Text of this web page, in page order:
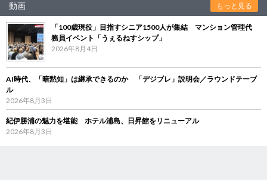
動画 もっと見る
「100歳現役」目指すシニア1500人が集結 マンション管理代
務員イベント「うぇるねすシップ」
2026年8月4日
AI時代、「暗黙知」は継承できるのか 「デジブレ」説明会／ラウンドテーブ
ル
2026年8月3日
紀伊勝浦の魅力を堪能 ホテル浦島、日昇館をリニューアル
2026年8月3日